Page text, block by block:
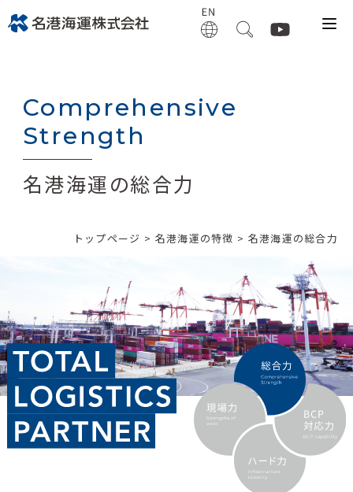
Comprehensive
Strength
名港海運の総合力
トップページ > 名港海運の特徴 > 名港海運の総合力